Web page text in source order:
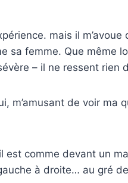
mais il m’avoue
sa femme. Que même
– il ne ressent rien
m’amusant de voir ma
est comme devant un
à droite… au gré